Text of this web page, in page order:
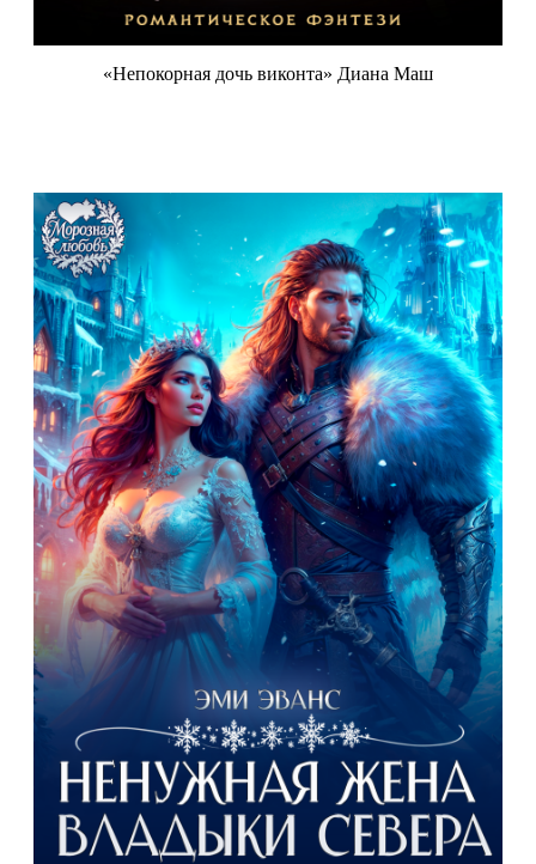
«Непокорная дочь виконта» Диана Маш